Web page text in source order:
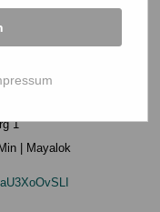
1
| Mayalok